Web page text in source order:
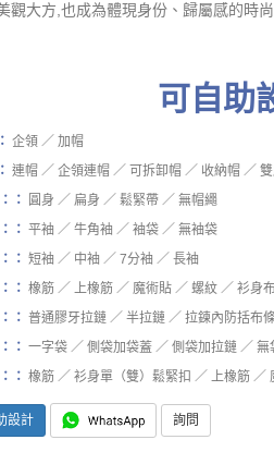
大方,也成為體現身份、歸屬感的時
可自助
企領 ／ 加帽
連帽 ／ 企領連帽 ／ 可拆卸帽 ／ 收納帽 ／
：
圓身 ／ 扁身 ／ 鬆緊帶 ／ 無帽繩
： 平袖 ／ 牛角袖 ／ 袖袋 ／ 無袖袋
： 短袖 ／ 中袖 ／ 7分袖 ／ 長袖
： 橡筋 ／ 上橡筋 ／ 魔術貼 ／ 螺紋 ／ 衫身
： 普通膠牙拉鏈 ／ 半拉鏈 ／ 拉鍊內防括布
： 一字袋 ／ 側袋加袋蓋 ／ 側袋加拉鏈 ／ 無
： 橡筋 ／ 衫身單（雙）鬆緊扣 ／ 上橡筋 ／
設計 詢問